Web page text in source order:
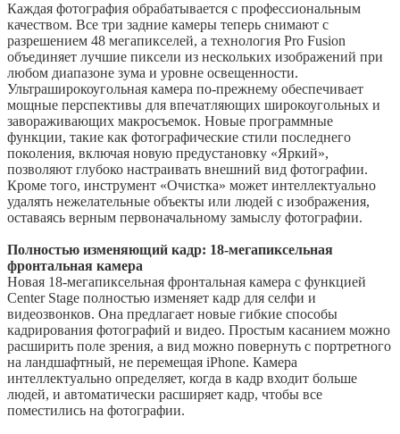
Каждая фотография обрабатывается с профессиональным
качеством. Все три задние камеры теперь снимают с
разрешением 48 мегапикселей, а технология Pro Fusion
объединяет лучшие пиксели из нескольких изображений при
любом диапазоне зума и уровне освещенности.
Ультраширокоугольная камера по-прежнему обеспечивает
мощные перспективы для впечатляющих широкоугольных и
завораживающих макросъемок. Новые программные
функции, такие как фотографические стили последнего
поколения, включая новую предустановку «Яркий»,
позволяют глубоко настраивать внешний вид фотографии.
Кроме того, инструмент «Очистка» может интеллектуально
удалять нежелательные объекты или людей с изображения,
оставаясь верным первоначальному замыслу фотографии.
Полностью изменяющий кадр: 18-мегапиксельная
фронтальная камера
Новая 18-мегапиксельная фронтальная камера с функцией
Center Stage полностью изменяет кадр для селфи и
видеозвонков. Она предлагает новые гибкие способы
кадрирования фотографий и видео. Простым касанием можно
расширить поле зрения, а вид можно повернуть с портретного
на ландшафтный, не перемещая iPhone. Камера
интеллектуально определяет, когда в кадр входит больше
людей, и автоматически расширяет кадр, чтобы все
поместились на фотографии.